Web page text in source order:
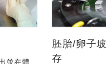
並在體
胚胎/卵子
存